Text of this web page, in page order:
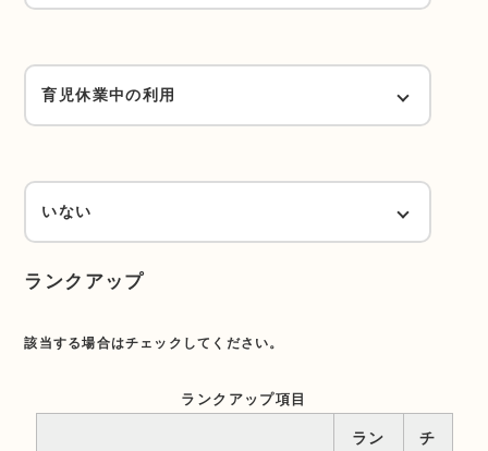
求職中（Hランク）
育児休業中の利用
1日4時間以上かつ週4日以上で、1週40
時間以上勤務（Dランク）
翌年度以降の復帰（Hランク）
いない
ランクアップ
該当する場合はチェックしてください。
ランクアップ項目
ラン
チ